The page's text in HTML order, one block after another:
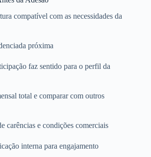
compatível com as necessidades da
próxima
faz sentido para o perfil da
total e comparar com outros
carências e condições comerciais
interna para engajamento